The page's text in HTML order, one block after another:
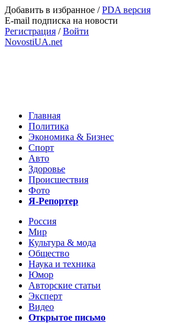
Добавить в избранное /PDA версия
E-mail подписка на новости
Регистрация /Войти
NovostiUA.net
Главная
Политика
Экономика & Бизнес
Спорт
Авто
Здоровье
Происшествия
Фото
Я-Репортер
Россия
Мир
Культура & мода
Общество
Наука и техника
Юмор
Авторские статьи
Эксперт
Видео
Открытое письмо